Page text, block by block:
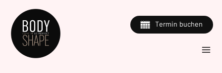
Inhalt
springen
Termin buchen